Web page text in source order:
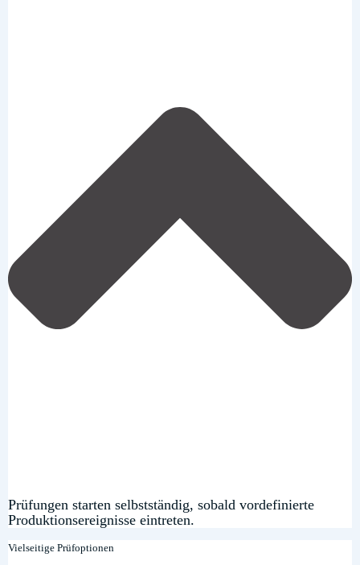
Prüfungen starten selbstständig, sobald vordefinierte
Produktionsereignisse eintreten.
Vielseitige Prüfoptionen